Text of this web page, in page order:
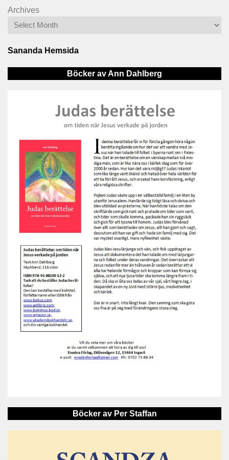
Archives
Sananda Hemsida
Böcker av Ann Dahlberg
Böcker av Per Staffan